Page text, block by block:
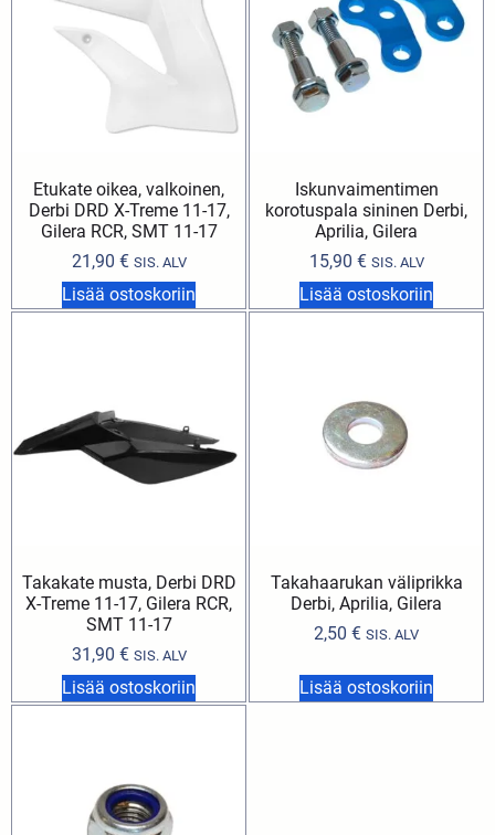
Etukate oikea, valkoinen,
Derbi DRD X-Treme 11-17,
Gilera RCR, SMT 11-17
21,90 € SIS. ALV
Lisää ostoskoriin
Iskunvaimentimen
korotuspala sininen Derbi,
Aprilia, Gilera
15,90 € SIS. ALV
Lisää ostoskoriin
Takakate musta, Derbi DRD
X-Treme 11-17, Gilera RCR,
SMT 11-17
31,90 € SIS. ALV
Lisää ostoskoriin
Takahaarukan väliprikka
Derbi, Aprilia, Gilera
2,50 € SIS. ALV
Lisää ostoskoriin